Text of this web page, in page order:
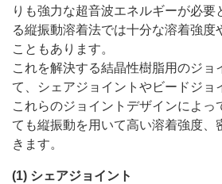
りも強力な超音波エネルギーが必要
る縦振動溶着法では十分な溶着強度
こともあります。
これを解決する結晶性樹脂用のジョ
て、シェアジョイントやビードジョ
これらのジョイントデザインによっ
ても縦振動を用いて高い溶着強度、
きます。
(1) シェアジョイント